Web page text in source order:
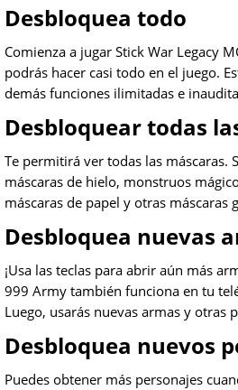
Desbloquea todo
Comienza a jugar Stick War Legacy
podrás hacer casi todo en el juego.
demás funciones ilimitadas e
Desbloquear todas
Te permitirá ver todas las máscaras.
máscaras de hielo, monstruos
máscaras de papel y otras máscaras
Desbloquea nuevas
¡Usa las teclas para abrir aún más
999 Army también funciona en tu
Luego, usarás nuevas armas y otras
Desbloquea nuevos
Puedes obtener más personajes